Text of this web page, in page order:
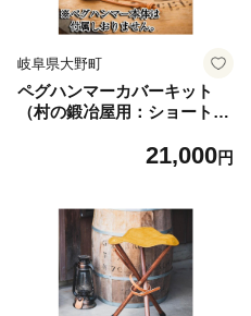
岐阜県大野町
ペグハンマーカバーキット
（村の鍛冶屋用：ショートタ
ンマー本体は付属していませ
21,000円